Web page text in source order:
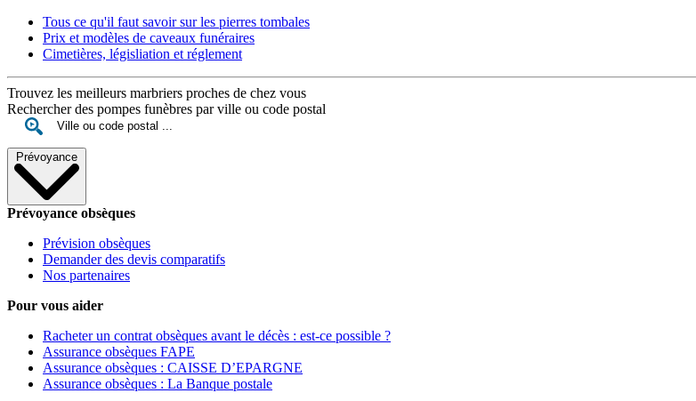
Tous ce qu'il faut savoir sur les pierres tombales
Prix et modèles de caveaux funéraires
Cimetières, législiation et réglement
Trouvez les meilleurs marbriers proches de chez vous
Rechercher des pompes funèbres par ville ou code postal
Prévoyance
Prévoyance obsèques
Prévision obsèques
Demander des devis comparatifs
Nos partenaires
Pour vous aider
Racheter un contrat obsèques avant le décès : est-ce possible ?
Assurance obsèques FAPE
Assurance obsèques : CAISSE D’EPARGNE
Assurance obsèques : La Banque postale